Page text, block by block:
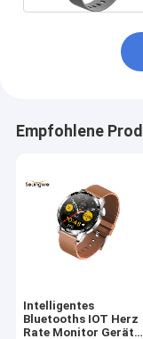
Empfohlene
Intelligentes
Bluetooths IOT Herz
Rate Monitor Gerät-